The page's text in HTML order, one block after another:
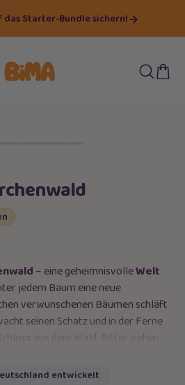
das Starter-Bundle sichern!
– eine geheimnisvolleWelt
jedem Baum eine neue
verwunschenen Bäumen schläft
seinen Schatz und in der Ferne
aus dem Wald. Ritter ziehen
gibt es kleine
entwickelt